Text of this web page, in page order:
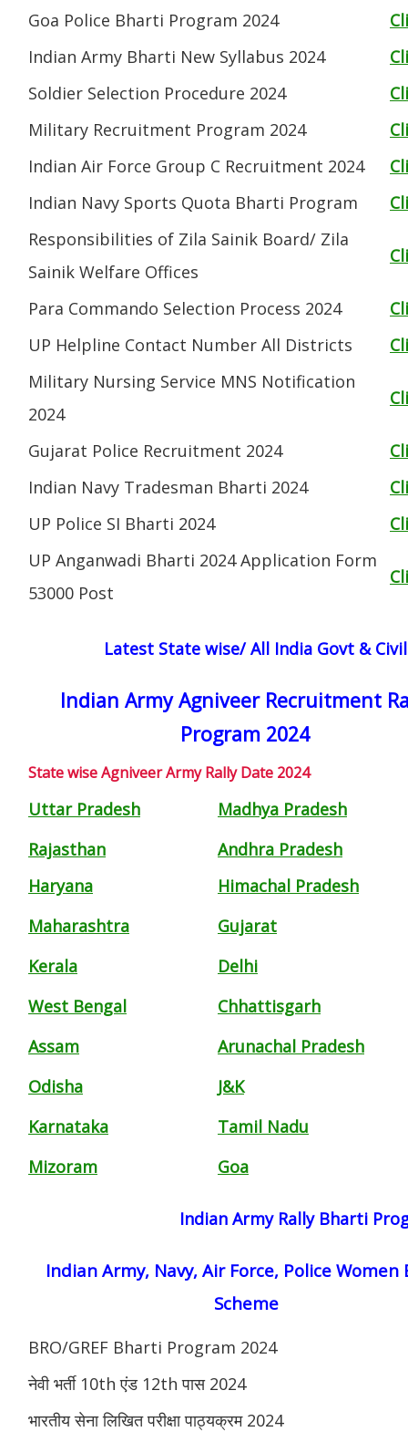
Goa Police Bharti Program 2024
Indian Army Bharti New Syllabus 2024
Soldier Selection Procedure 2024
Military Recruitment Program 2024
Indian Air Force Group C Recruitment 2024
Indian Navy Sports Quota Bharti Program
Responsibilities of Zila Sainik Board/ Zila
Sainik Welfare Offices
Para Commando Selection Process 2024
UP Helpline Contact Number All Districts
Military Nursing Service MNS Notification
2024
Gujarat Police Recruitment 2024
Indian Navy Tradesman Bharti 2024
UP Police SI Bharti 2024
UP Anganwadi Bharti 2024 Application Form
53000 Post
Latest State wise/ All India Govt &
Indian Army Agniveer Recruitment
Program 2024
State wise Agniveer Army Rally Date 2024
Uttar Pradesh
Madhya Pradesh
Rajasthan
Andhra Pradesh
Haryana
Himachal Pradesh
Maharashtra
Gujarat
Kerala
Delhi
West Bengal
Chhattisgarh
Assam
Arunachal Pradesh
Odisha
J&K
Karnataka
Tamil Nadu
Mizoram
Goa
Indian Army Rally Bharti
Indian Army, Navy, Air Force, Police Women
Scheme
BRO/GREF Bharti Program 2024
नेवी भर्ती 10th एंड 12th पास 2024
भारतीय सेना लिखित परीक्षा पाठ्यक्रम 2024